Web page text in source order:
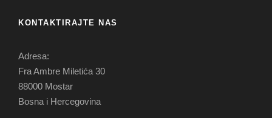
KONTAKTIRAJTE NAS
Adresa:
Fra Ambre Miletića 30
88000 Mostar
Bosna i Hercegovina